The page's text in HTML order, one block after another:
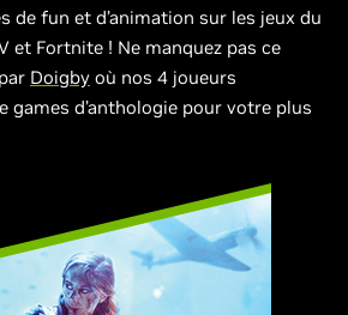
de fun et d’animation sur les jeux du
et Fortnite ! Ne manquez pas ce
Doigby où nos 4 joueurs
d’anthologie pour votre plus